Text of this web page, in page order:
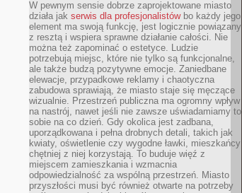
W pewnym sensie dobrze zaprojektowane miasto
działa jak serwis dla profesjonalistówbo każdy jego
element ma swoją funkcję, jest logicznie powiązany
z resztą i wspiera sprawne działanie całości. Nie
można też zapominać o estetyce. Ludzie
potrzebują miejsc, które nie tylko są funkcjonalne,
ale także budzą pozytywne emocje. Zaniedbane
elewacje, przypadkowe reklamy i chaotyczna
zabudowa sprawiają, że miasto staje się męczące
wizualnie. Przestrzeń publiczna ma ogromny wpływ
na nastrój, nawet jeśli nie zawsze uświadamiamy to
sobie na co dzień. Gdy okolica jest zadbana,
uporządkowana i pełna drobnych detali, takich jak
kwiaty, oświetlenie czy wygodne ławki, mieszkańcy
chętniej z niej korzystają. To buduje więź z
miejscem zamieszkania i wzmacnia
odpowiedzialność za wspólną przestrzeń. Miasto
przyszłości musi być również otwarte na potrzeby